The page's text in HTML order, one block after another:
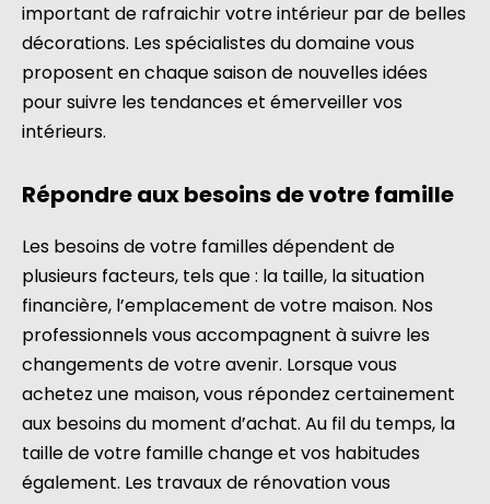
important de rafraichir votre intérieur par de belles
décorations. Les spécialistes du domaine vous
proposent en chaque saison de nouvelles idées
pour suivre les tendances et émerveiller vos
intérieurs.
Répondre aux besoins de votre famille
Les besoins de votre familles dépendent de
plusieurs facteurs, tels que : la taille, la situation
financière, l’emplacement de votre maison. Nos
professionnels vous accompagnent à suivre les
changements de votre avenir. Lorsque vous
achetez une maison, vous répondez certainement
aux besoins du moment d’achat. Au fil du temps, la
taille de votre famille change et vos habitudes
également. Les travaux de rénovation vous